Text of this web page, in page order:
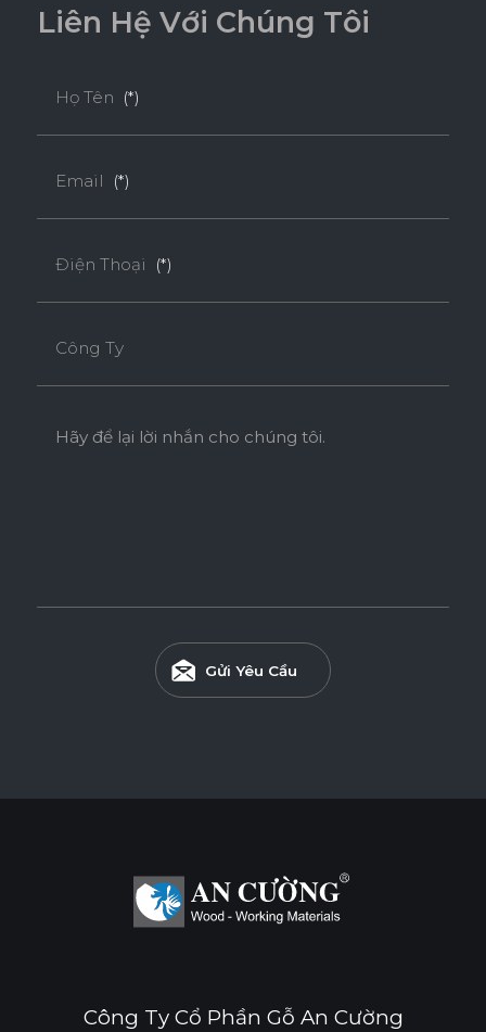
Liên Hệ Với Chúng Tôi
Họ Tên (*)
Email (*)
Điện Thoại (*)
Công Ty
Hãy để lại lời nhắn cho chúng tôi.
Gửi Yêu Cầu
Công Ty Cổ Phần Gỗ An Cường